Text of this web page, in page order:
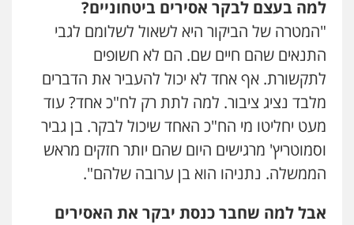
למה בעצם לבקר אסירים ביטחוניים?
"המטרה של הביקור היא לשאול לשלומם לגבי
התנאים שהם חיים שם. הם לא חשופים
לתקשורת. אף אחד לא יכול להעביר את הדברים
מלבד נציג ציבור. למה לתת רק לח"כ אחד? עוד
מעט יחליטו מי הח"כ האחד שיכול לבקר. בן גביר
וסמוטריץ' מרגישים היום שהם יותר חזקים מראש
הממשלה. נתניהו הוא בן ערובה שלהם".
אבל למה שחבר כנסת יבקר את האסירים